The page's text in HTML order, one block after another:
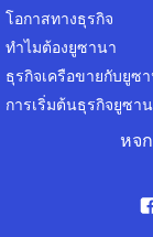
โอกาสทางธุรกิจ
ทำไมต้องยูซานา
ธุรกิจเครือขายกับยูซ
การเริ่มต้นธุรกิจยูซา
หจ